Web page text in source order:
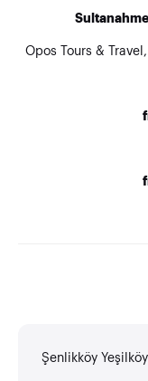
Opos Tours &
Şenlikköy